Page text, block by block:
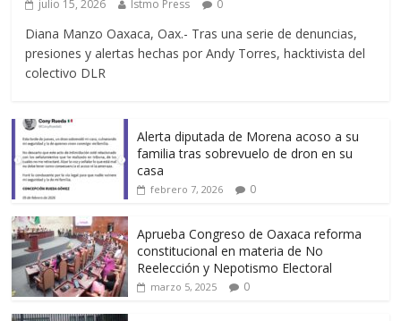
julio 15, 2026 Istmo Press 0
Diana Manzo Oaxaca, Oax.- Tras una serie de denuncias,
presiones y alertas hechas por Andy Torres, hacktivista del
colectivo DLR
Alerta diputada de Morena acoso a su
familia tras sobrevuelo de dron en su
casa
febrero 7, 2026 0
Aprueba Congreso de Oaxaca reforma
constitucional en materia de No
Reelección y Nepotismo Electoral
marzo 5, 2025 0